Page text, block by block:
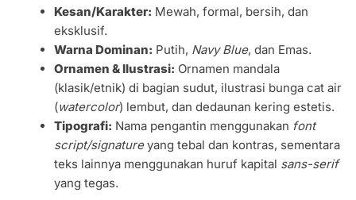
Kesan/Karakter: Mewah, formal, bersih, dan
eksklusif.
Warna Dominan: Putih, Navy Blue, dan Emas.
Ornamen & Ilustrasi: Ornamen mandala
(klasik/etnik) di bagian sudut, ilustrasi bunga cat air
(watercolor) lembut, dan dedaunan kering estetis.
Tipografi: Nama pengantin menggunakan font
script/signatureyang tebal dan kontras, sementara
teks lainnya menggunakan huruf kapital sans-serif
yang tegas.